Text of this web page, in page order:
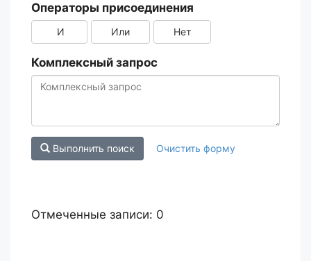
Операторы присоединения
И Или Нет
Комплексный запрос
Выполнить поиск Очистить форму
Отмеченные записи: 0